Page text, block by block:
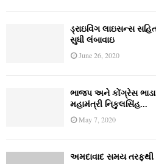
ડ્રાઇવિંગ લાઇસન્સ
સુધી લંબાવાઇ
June 26, 2020
ભાજપ અને કોંગ્રેસ ભાડા
મહામંત્રી નિકુલસિંહ...
May 7, 2020
અમદાવાદ સમય તરફથી